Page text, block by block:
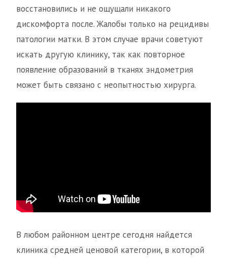
восстановились и не ощущали никакого
дискомфорта после. Жалобы только на рецидивы
патологии матки. В этом случае врачи советуют
искать другую клинику, так как повторное
появление образований в тканях эндометрия
может быть связано с неопытностью хирурга.
В любом районном центре сегодня найдется
клиника средней ценовой категории, в которой